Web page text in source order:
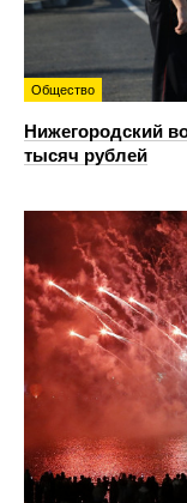
Общество
Нижегородский
тысяч рублей